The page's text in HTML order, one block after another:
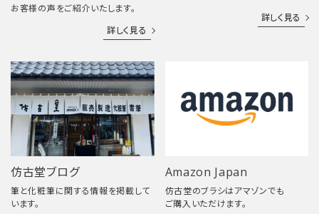
お客様の声をご紹介いたします。
詳しく見る
詳しく見る
仿古堂ブログ
筆と化粧筆に関する情報を掲載して
います。
Amazon Japan
仿古堂のブラシはアマゾンでも
ご購入いただけます。